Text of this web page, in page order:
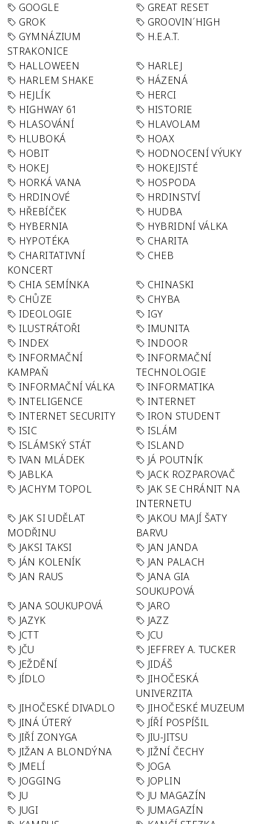
GOOGLE
GREAT RESET
GROK
GROOVIN´HIGH
GYMNÁZIUM
STRAKONICE
H.E.A.T.
HALLOWEEN
HARLEJ
HARLEM SHAKE
HÁZENÁ
HEJLÍK
HERCI
HIGHWAY 61
HISTORIE
HLASOVÁNÍ
HLAVOLAM
HLUBOKÁ
HOAX
HOBIT
HODNOCENÍ VÝUKY
HOKEJ
HOKEJISTÉ
HORKÁ VANA
HOSPODA
HRDINOVÉ
HRDINSTVÍ
HŘEBÍČEK
HUDBA
HYBERNIA
HYBRIDNÍ VÁLKA
HYPOTÉKA
CHARITA
CHARITATIVNÍ
KONCERT
CHEB
CHIA SEMÍNKA
CHINASKI
CHŮZE
CHYBA
IDEOLOGIE
IGY
ILUSTRÁTOŘI
IMUNITA
INDEX
INDOOR
INFORMAČNÍ
KAMPAŇ
INFORMAČNÍ
TECHNOLOGIE
INFORMAČNÍ VÁLKA
INFORMATIKA
INTELIGENCE
INTERNET
INTERNET SECURITY
IRON STUDENT
ISIC
ISLÁM
ISLÁMSKÝ STÁT
ISLAND
IVAN MLÁDEK
JÁ POUTNÍK
JABLKA
JACK ROZPAROVAČ
JACHYM TOPOL
JAK SE CHRÁNIT NA
INTERNETU
JAK SI UDĚLAT
MODŘINU
JAKOU MAJÍ ŠATY
BARVU
JAKSI TAKSI
JAN JANDA
JÁN KOLENÍK
JAN PALACH
JAN RAUS
JANA GIA
SOUKUPOVÁ
JANA SOUKUPOVÁ
JARO
JAZYK
JAZZ
JCTT
JCU
JČU
JEFFREY A. TUCKER
JEŽDĚNÍ
JIDÁŠ
JÍDLO
JIHOČESKÁ
UNIVERZITA
JIHOČESKÉ DIVADLO
JIHOČESKÉ MUZEUM
JINÁ ÚTERÝ
JÍŘÍ POSPÍŠIL
JIŘÍ ZONYGA
JIU-JITSU
JIŽAN A BLONDÝNA
JIŽNÍ ČECHY
JMELÍ
JOGA
JOGGING
JOPLIN
JU
JU MAGAZÍN
JUGI
JUMAGAZÍN